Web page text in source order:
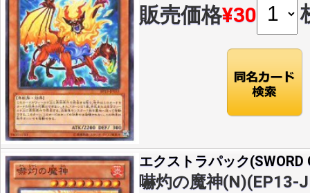
販売価格¥30
エクストラパック(SWORD
嚇灼の魔神(N)(EP13-